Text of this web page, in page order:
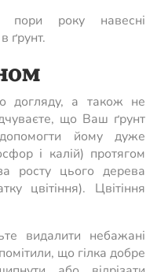
пори року навесні
ґрунт.
догляду, а також не
що Ваш ґрунт
йому дуже
і калій) протягом
росту цього дерева
цвітіння). Цвітіння
видалити небажані
що гілка добре